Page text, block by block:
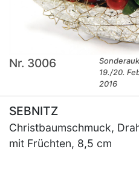
Nr. 3006
19./20.
2016
SEBNITZ
Christbaumschmuck,
mit Früchten, 8,5 cm